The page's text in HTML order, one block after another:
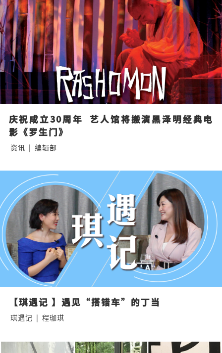
庆祝成立30周年  艺人馆将搬演黑泽明经典电
影《罗生门》
资讯 | 编辑部
【琪遇记 】遇见“搭错车”的丁当
琪遇记 | 程珈琪